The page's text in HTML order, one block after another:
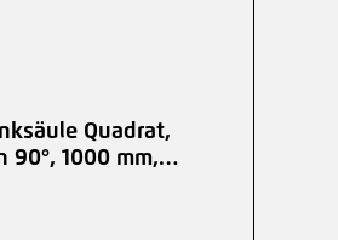
Quadrat,
90°, 1000 mm,